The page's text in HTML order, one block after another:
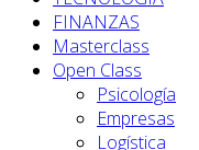
FINANZAS
Masterclass
Open Class
Psicología
Empresas
Logística